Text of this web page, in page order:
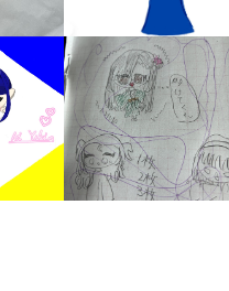
みんなの絵が